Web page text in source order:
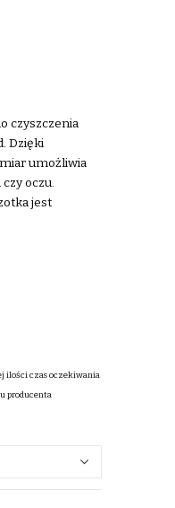
czyszczenia
Dzięki
umożliwia
oczu.
jest
ilości czas oczekiwania
producenta